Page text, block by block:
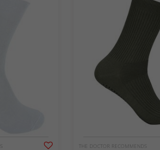
THE DOCTOR RECOMMENDS